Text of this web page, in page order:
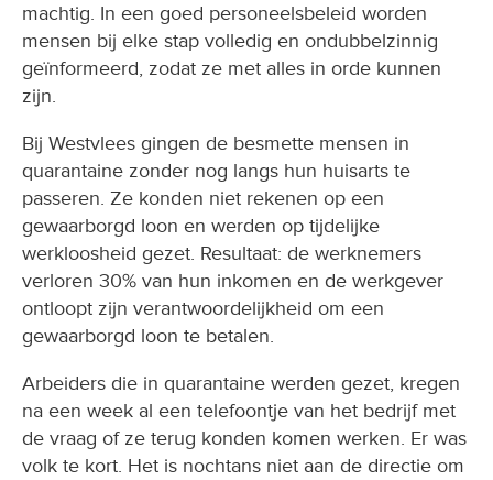
machtig. In een goed personeelsbeleid worden
mensen bij elke stap volledig en ondubbelzinnig
geïnformeerd, zodat ze met alles in orde kunnen
zijn.
Bij Westvlees gingen de besmette mensen in
quarantaine zonder nog langs hun huisarts te
passeren. Ze konden niet rekenen op een
gewaarborgd loon en werden op tijdelijke
werkloosheid gezet. Resultaat: de werknemers
verloren 30% van hun inkomen en de werkgever
ontloopt zijn verantwoordelijkheid om een
gewaarborgd loon te betalen.
Arbeiders die in quarantaine werden gezet, kregen
na een week al een telefoontje van het bedrijf met
de vraag of ze terug konden komen werken. Er was
volk te kort. Het is nochtans niet aan de directie om